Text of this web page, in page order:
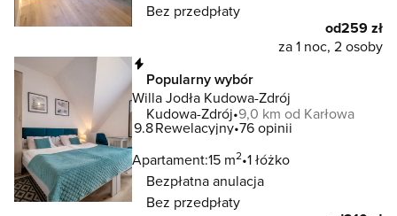
Bez przedpłaty
od259 zł
za 1 noc, 2 osoby
Popularny wybór
Willa Jodła Kudowa-Zdrój
Kudowa-Zdrój 9,0 km od Karłowa
9.8Rewelacyjny 76 opinii
Apartament:15 m2 1 łóżko
Bezpłatna anulacja
Bez przedpłaty